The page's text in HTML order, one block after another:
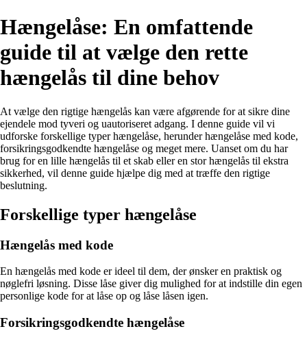
Hængelåse: En omfattende
guide til at vælge den rette
hængelås til dine behov
At vælge den rigtige hængelås kan være afgørende for at sikre dine
ejendele mod tyveri og uautoriseret adgang. I denne guide vil vi
udforske forskellige typer hængelåse, herunder hængelåse med kode,
forsikringsgodkendte hængelåse og meget mere. Uanset om du har
brug for en lille hængelås til et skab eller en stor hængelås til ekstra
sikkerhed, vil denne guide hjælpe dig med at træffe den rigtige
beslutning.
Forskellige typer hængelåse
Hængelås med kode
En hængelås med kode er ideel til dem, der ønsker en praktisk og
nøglefri løsning. Disse låse giver dig mulighed for at indstille din egen
personlige kode for at låse op og låse låsen igen.
Forsikringsgodkendte hængelåse